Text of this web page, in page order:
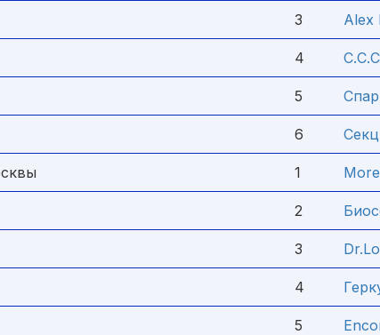
3 Alex
4
5
6
1
2
3
4
5